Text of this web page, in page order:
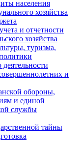
населения
хозяйства
и отчетности
хозяйства
туризма,
и
обороны,
и единой
службы
тайны